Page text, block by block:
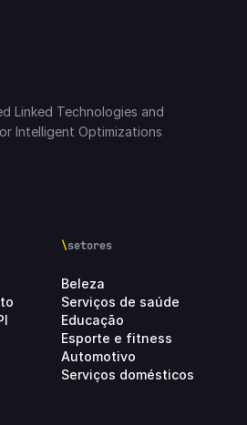
Linked Technologies and
Intelligent Optimizations
\setores
Beleza
Serviços de saúde
Educação
Esporte e fitness
Automotivo
Serviços domésticos